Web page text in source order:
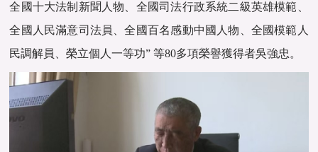
全國十大法制新聞人物、全國司法行政系統二級英雄模範、
全國人民滿意司法員、全國百名感動中國人物、全國模範人
民調解員、榮立個人一等功” 等80多項榮譽獲得者吳強忠。